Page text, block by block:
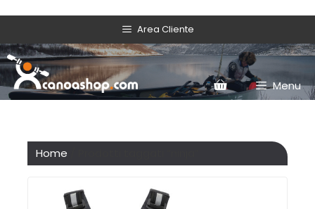
Area Cliente
Menu
Home